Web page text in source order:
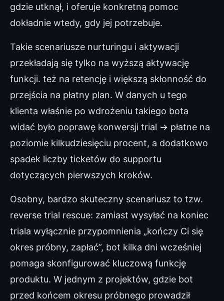
gdzie utknął, i oferuje konkretną pomoc
dokładnie wtedy, gdy jej potrzebuje.
Takie scenariusze nurturingu i aktywacji
przekładają się tylko na wyższą aktywację
funkcji. też na retencję i większą skłonność do
przejścia na płatny plan. W danych u tego
klienta właśnie po wdrożeniu takiego bota
widać było poprawę konwersji trial → płatne na
poziomie kilkudziesięciu procent, a dodatkowo
spadek liczby ticketów do supportu
dotyczących pierwszych kroków.
Osobny, bardzo skuteczny scenariusz to tzw.
reverse trial rescue: zamiast wysyłać na koniec
triala wyłącznie przypomnienia „kończy Ci się
okres próbny, zapłać”, bot kilka dni wcześniej
pomaga skonfigurować kluczową funkcję
produktu. W jednym z projektów, gdzie bot
przed końcem okresu próbnego prowadził